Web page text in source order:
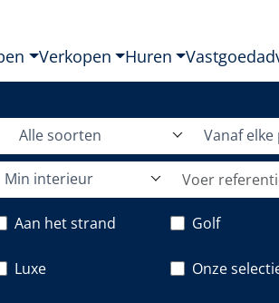
Verkopen Huren
Alle soorten Vanaf elke
Min interieur
Aan het strand Golf
Luxe Onze